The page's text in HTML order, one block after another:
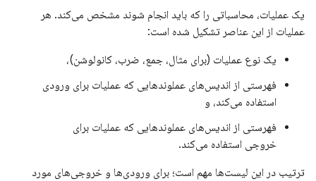
یک عملیات، محاسباتی را که باید انجام شوند مشخص می‌کند. هر
عملیات از این عناصر تشکیل شده است:
یک نوع عملیات (برای مثال، جمع، ضرب، کانولوشن)،
فهرستی از اندیس‌های عملوندهایی که عملیات برای ورودی
استفاده می‌کند، و
فهرستی از اندیس‌های عملوندهایی که عملیات برای
خروجی استفاده می‌کند.
ترتیب در این لیست‌ها مهم است؛ برای ورودی‌ها و خروجی‌های مورد